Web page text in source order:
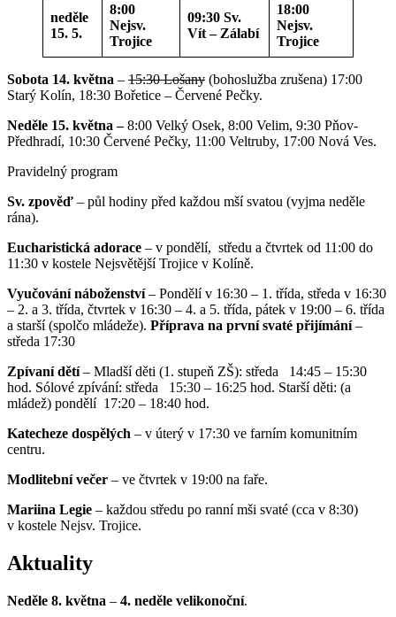
neděle
15. 5.
8:00
Nejsv.
Trojice
09:30 Sv.
Vít – Zálabí
18:00
Nejsv.
Trojice
Sobota 14. května – 15:30 Lošany (bohoslužba zrušena) 17:00
Starý Kolín, 18:30 Bořetice – Červené Pečky.
Neděle 15. května –8:00 Velký Osek, 8:00 Velim, 9:30 Pňov-
Předhradí, 10:30 Červené Pečky, 11:00 Veltruby, 17:00 Nová Ves.
Pravidelný program
Sv. zpověď – půl hodiny před každou mší svatou (vyjma neděle
rána).
Eucharistická adorace – v pondělí, středu a čtvrtek od 11:00 do
11:30 v kostele Nejsvětější Trojice v Kolíně.
Vyučování náboženství– Pondělí v 16:30 – 1. třída, středa v 16:30
– 2. a 3. třída, čtvrtek v 16:30 – 4. a 5. třída, pátek v 19:00 – 6. třída
a starší (spolčo mládeže). Příprava na první svaté přijímání–
středa 17:30
Zpívaní dětí– Mladší děti (1. stupeň ZŠ): středa 14:45 – 15:30
hod. Sólové zpívání: středa 15:30 – 16:25 hod. Starší děti: (a
mládež) pondělí 17:20 – 18:40 hod.
Katecheze dospělých – v úterý v 17:30 ve farním komunitním
centru.
Modlitební večer – ve čtvrtek v 19:00 na faře.
Mariina Legie – každou středu po ranní mši svaté (cca v 8:30)
v kostele Nejsv. Trojice.
Aktuality
Neděle 8. května – 4. neděle velikonoční.